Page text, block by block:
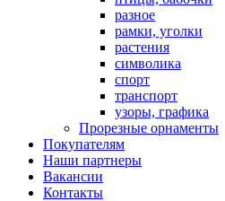
разное
рамки, уголки
растения
символика
спорт
транспорт
узоры, графика
Прорезные орнаменты
Покупателям
Наши партнеры
Вакансии
Контакты